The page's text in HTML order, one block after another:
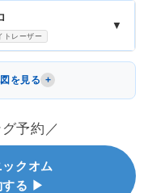
トレーザー
▼
を見る
予約／
クオム
する ▶